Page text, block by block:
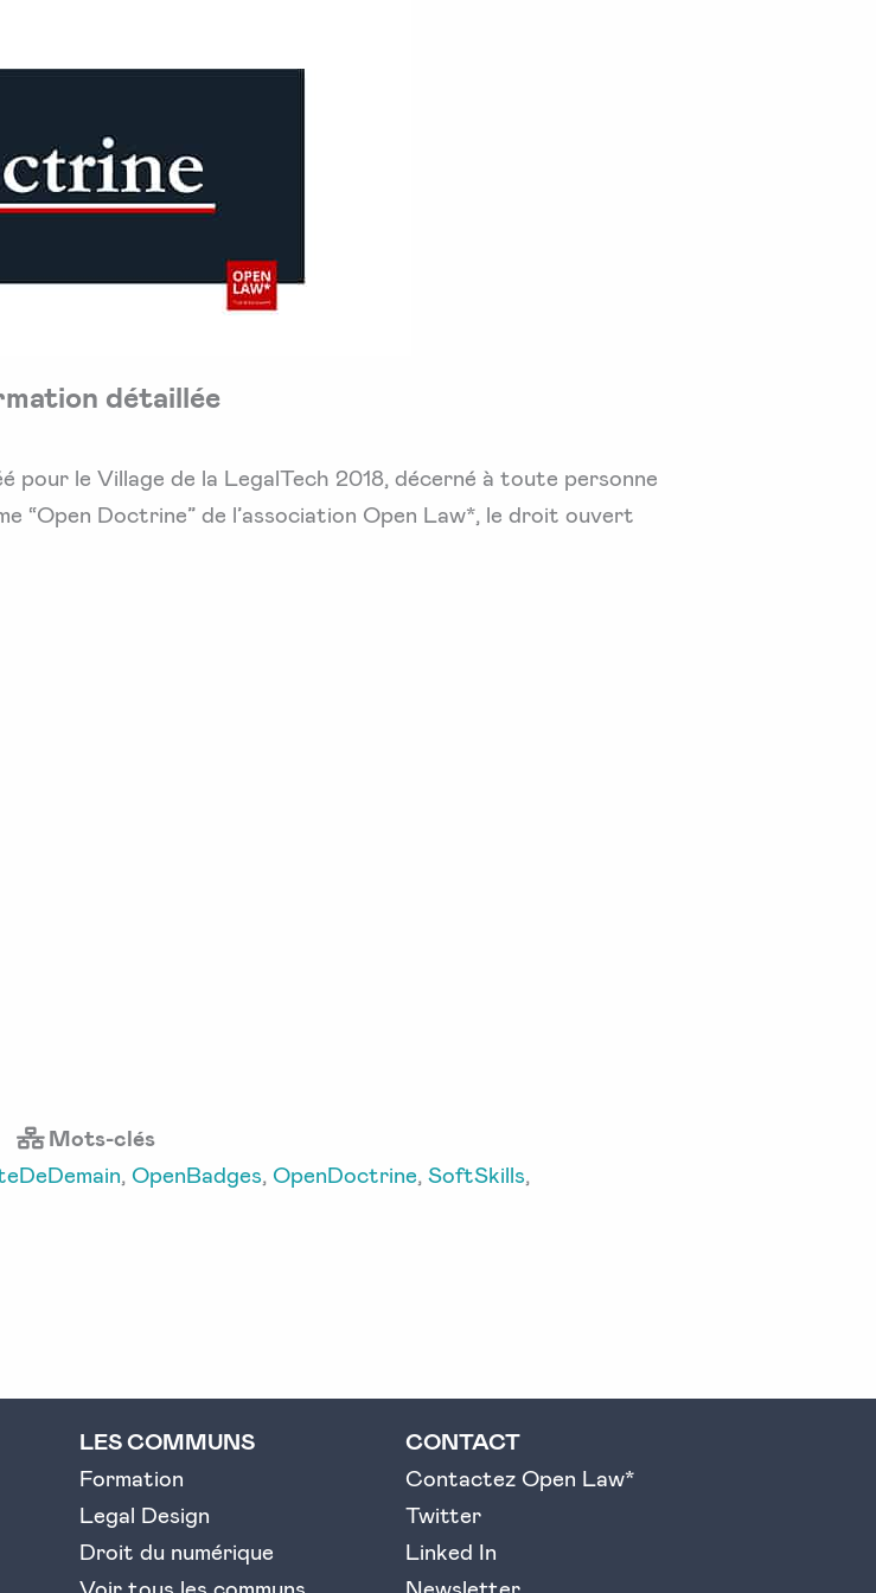
détaillée
pour le Village de la LegalTech 2018, décerné à toute personne
“Open Doctrine” de l’association Open Law*, le droit ouvert
Mots-clés
, OpenBadges, OpenDoctrine, SoftSkills,
LES COMMUNS
Formation
Legal Design
Droit du numérique
CONTACT
Contactez Open Law*
Twitter
Linked In